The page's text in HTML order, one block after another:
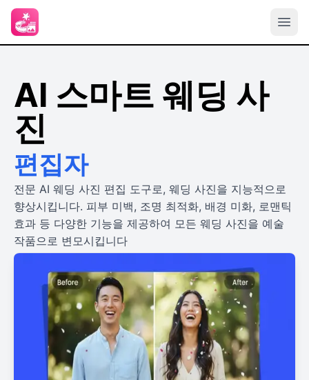
AI 스마트 웨딩 사
진
편집자
전문 AI 웨딩 사진 편집 도구로, 웨딩 사진을 지능적으로
향상시킵니다. 피부 미백, 조명 최적화, 배경 미화, 로맨틱
효과 등 다양한 기능을 제공하여 모든 웨딩 사진을 예술
작품으로 변모시킵니다